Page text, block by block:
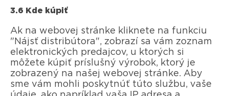
3.6 Kde kúpiť
Ak na webovej stránke kliknete na funkciu
"Nájsť distribútora", zobrazí sa vám zoznam
elektronických predajcov, u ktorých si
môžete kúpiť príslušný výrobok, ktorý je
zobrazený na našej webovej stránke. Aby
sme vám mohli poskytnúť túto službu, vaše